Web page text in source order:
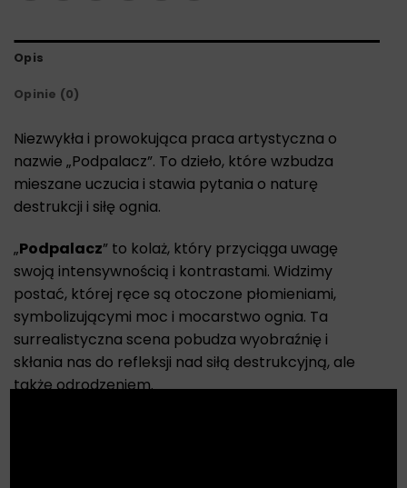
Opis
Opinie (0)
Niezwykła i prowokująca praca artystyczna o
nazwie „Podpalacz”. To dzieło, które wzbudza
mieszane uczucia i stawia pytania o naturę
destrukcji i siłę ognia.
„Podpalacz” to kolaż, który przyciąga uwagę
swoją intensywnością i kontrastami. Widzimy
postać, której ręce są otoczone płomieniami,
symbolizującymi moc i mocarstwo ognia. Ta
surrealistyczna scena pobudza wyobraźnię i
skłania nas do refleksji nad siłą destrukcyjną, ale
także odrodzeniem.